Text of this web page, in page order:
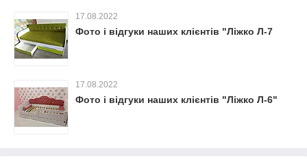
17.08.2022
Фото і відгуки наших клієнтів "Ліжко Л-7
17.08.2022
Фото і відгуки наших клієнтів "Ліжко Л-6"